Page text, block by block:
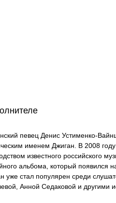
певец Денис Устименко-
именем Джиган. В 2008
известного российского
альбома, который появился
уже стал популярен среди
Анной Седаковой и другими